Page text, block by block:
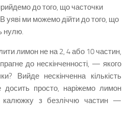
до того, що часточки
ми можемо дійти до того, що
нулю.
лимон не на 2, 4 або 10 частин,
до нескінченності, — якого
Вийде нескінченна кількість
досить просто, наріжемо лимон
калюжку з безліччю частин —